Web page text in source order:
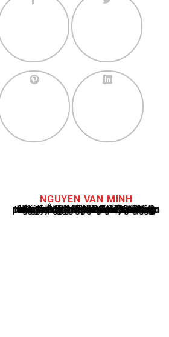
NGUYEN VAN MINH
Nguyễn Văn Minh là một trong những chuyên gia hàng đầu về báo cáo tin tức thể thao tại Việt Nam, với hơn 10 năm hoạt động trong ngành. Ông có kiến thức sâu rộng và kinh nghiệm đáng kể trong việc phân tích và báo cáo về các sự kiện thể thao hàng đầu. Sự hiểu biết sâu sắc của ông về ngành này đã giúp ông xây dựng uy tín và danh tiếng trong cộng đồng báo chí thể thao.